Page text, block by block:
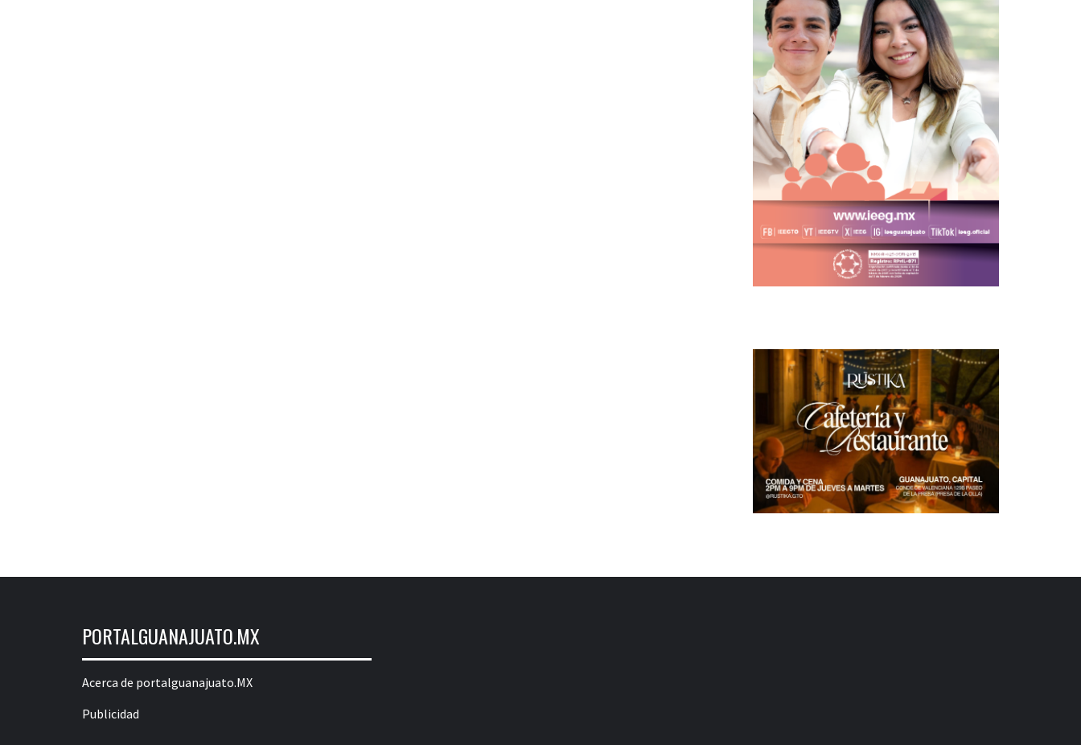
PORTALGUANAJUATO.MX
Acerca de portalguanajuato.MX
Publicidad